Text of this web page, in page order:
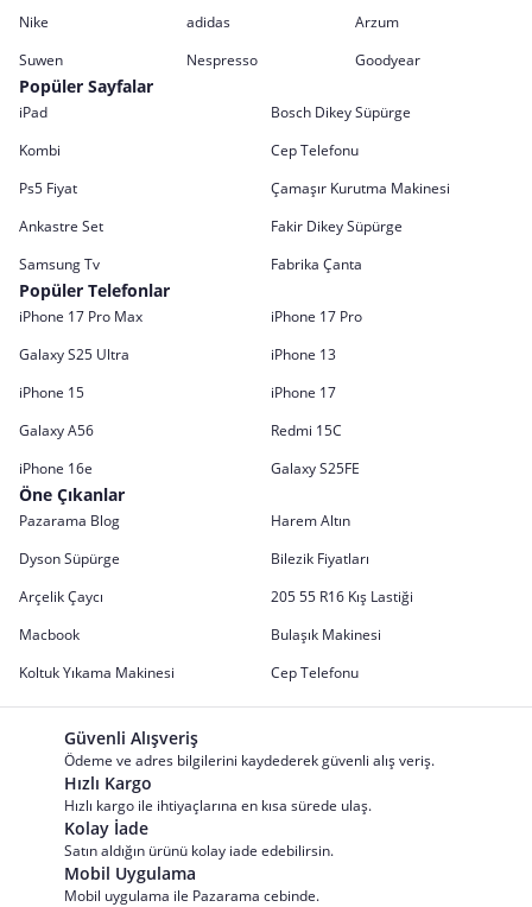
Nike adidas
Arzum
Suwen
Nespresso Goodyear
Popüler Sayfalar
iPad
Bosch Dikey Süpürge
Kombi
Cep Telefonu
Ps5 Fiyat
Çamaşır Kurutma Makinesi
Ankastre Set
Fakir Dikey Süpürge
Samsung Tv
Fabrika Çanta
Popüler Telefonlar
iPhone 17 Pro Max
iPhone 17 Pro
Galaxy S25 Ultra
iPhone 13
iPhone 15
iPhone 17
Galaxy A56
Redmi 15C
iPhone 16e
Galaxy S25FE
Öne Çıkanlar
Pazarama Blog
Harem Altın
Dyson Süpürge
Bilezik Fiyatları
Arçelik Çaycı
205 55 R16 Kış Lastiği
Macbook
Bulaşık Makinesi
Koltuk Yıkama Makinesi
Cep Telefonu
Güvenli Alışveriş
Ödeme ve adres bilgilerini kaydederek güvenli alış veriş.
Hızlı Kargo
Hızlı kargo ile ihtiyaçlarına en kısa sürede ulaş.
Kolay İade
Satın aldığın ürünü kolay iade edebilirsin.
Mobil Uygulama
Mobil uygulama ile Pazarama cebinde.